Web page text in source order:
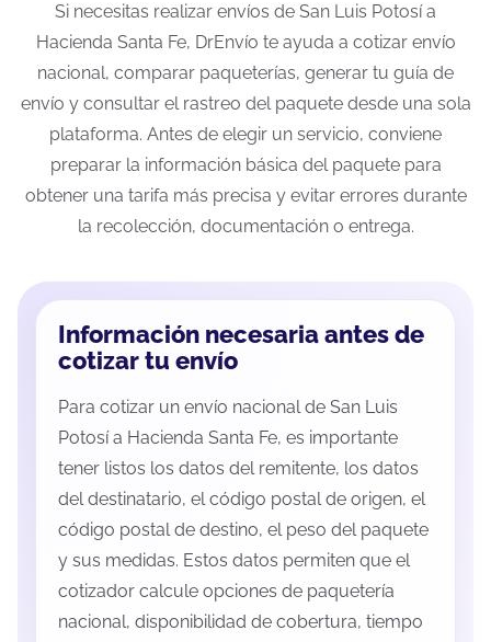
Si necesitas realizar envíos de San Luis Potosí a
Hacienda Santa Fe, DrEnvío te ayuda a cotizar envío
nacional, comparar paqueterías, generar tu guía de
envío y consultar el rastreo del paquete desde una sola
plataforma. Antes de elegir un servicio, conviene
preparar la información básica del paquete para
obtener una tarifa más precisa y evitar errores durante
la recolección, documentación o entrega.
Información necesaria antes de
cotizar tu envío
Para cotizar un envío nacional de San Luis
Potosí a Hacienda Santa Fe, es importante
tener listos los datos del remitente, los datos
del destinatario, el código postal de origen, el
código postal de destino, el peso del paquete
y sus medidas. Estos datos permiten que el
cotizador calcule opciones de paquetería
nacional, disponibilidad de cobertura, tiempo